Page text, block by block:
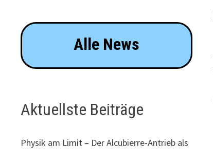
Alle News
Aktuellste Beiträge
Physik am Limit – Der Alcubierre-Antrieb als